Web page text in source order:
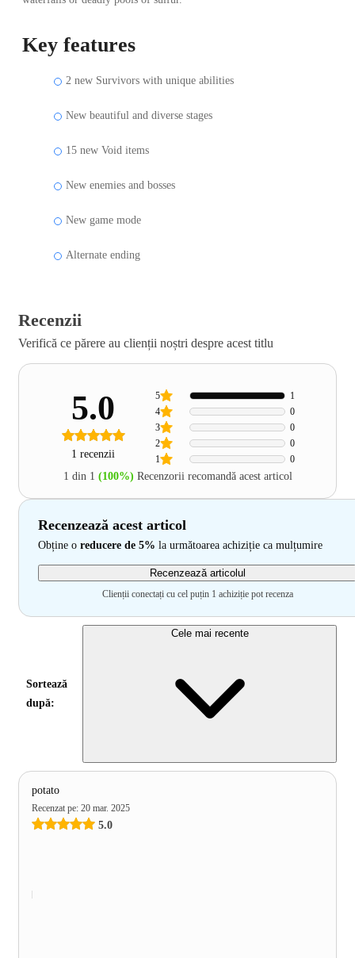
Key features
2 new Survivors with unique abilities
New beautiful and diverse stages
15 new Void items
New enemies and bosses
New game mode
Alternate ending
Recenzii
Verifică ce părere au clienții noștri despre acest titlu
5.0
1 recenzii 1 0
2 0
3 0
4 0
5 1
1 din 1 (100%) Recenzorii recomandă acest articol
Recenzează acest articol
Obține o reducere de 5% la următoarea achiziție ca mulțumire
Recenzează articolul
Clienții conectați cu cel puțin 1 achiziție pot recenza
Sortează
după:
Cele mai recente
potato
Recenzat pe: 20 mar. 2025
5.0